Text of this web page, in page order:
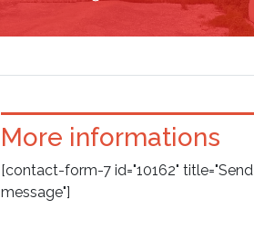
More informations
[contact-form-7 id="10162" title="Send
message"]